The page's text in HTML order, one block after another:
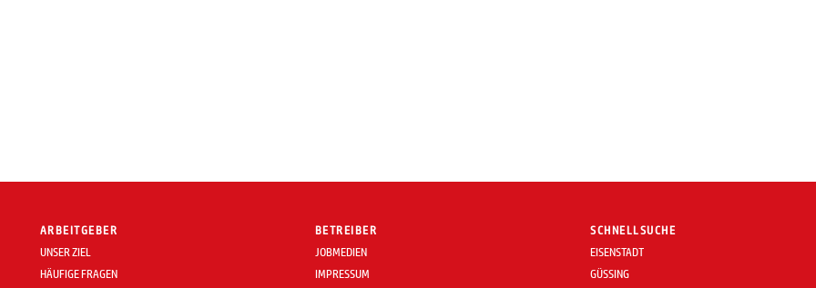
ARBEITGEBER
UNSER ZIEL
HÄUFIGE FRAGEN
BETREIBER
JOBMEDIEN
IMPRESSUM
SCHNELLSUCHE
EISENSTADT
GÜSSING